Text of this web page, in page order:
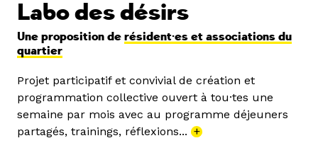
Labo des désirs
Une proposition de résident·es et associations du
quartier
Projet participatif et convivial de création et
programmation collective ouvert à tou·tes une
semaine par mois avec au programme déjeuners
partagés, trainings, réflexions... +